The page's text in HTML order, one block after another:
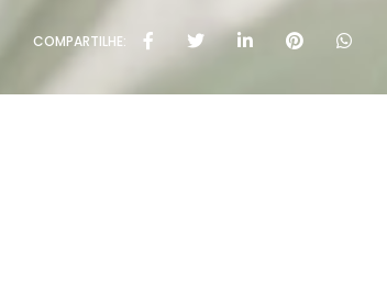
COMPARTILHE: